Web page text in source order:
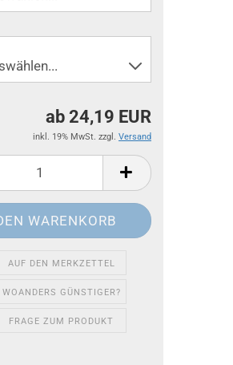
ab 24,19 EUR
inkl. 19% MwSt. zzgl. Versand
AUF DEN MERKZETTEL
WOANDERS GÜNSTIGER?
FRAGE ZUM PRODUKT